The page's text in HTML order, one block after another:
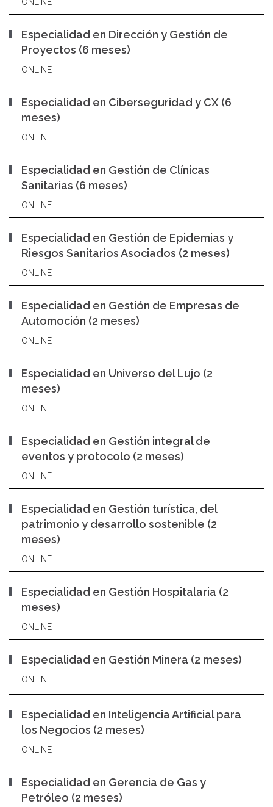
Especialidad en Dirección y Gestión de
Proyectos (6 meses)
ONLINE
Especialidad en Ciberseguridad y CX (6
meses)
ONLINE
Especialidad en Gestión de Clínicas
Sanitarias (6 meses)
ONLINE
Especialidad en Gestión de Epidemias y
Riesgos Sanitarios Asociados (2 meses)
ONLINE
Especialidad en Gestión de Empresas de
Automoción (2 meses)
ONLINE
Especialidad en Universo del Lujo (2
meses)
ONLINE
Especialidad en Gestión integral de
eventos y protocolo (2 meses)
ONLINE
Especialidad en Gestión turística, del
patrimonio y desarrollo sostenible (2
meses)
ONLINE
Especialidad en Gestión Hospitalaria (2
meses)
ONLINE
Especialidad en Gestión Minera (2 meses)
ONLINE
Especialidad en Inteligencia Artificial para
los Negocios (2 meses)
ONLINE
Especialidad en Gerencia de Gas y
Petróleo (2 meses)